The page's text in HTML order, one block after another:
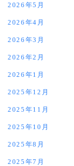
2026年5月
2026年4月
2026年3月
2026年2月
2026年1月
2025年12月
2025年11月
2025年10月
2025年8月
2025年7月